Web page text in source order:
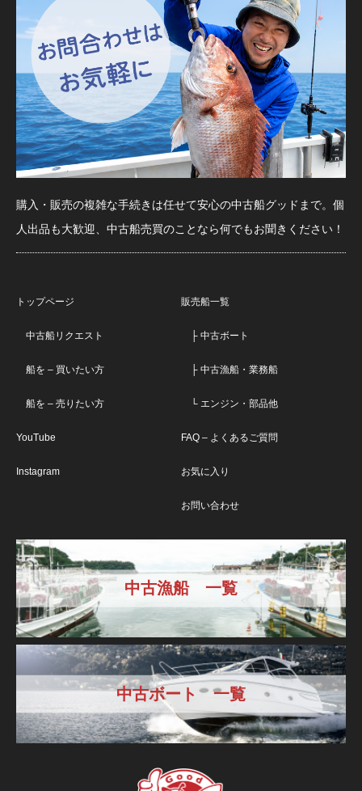
購入・販売の複雑な手続きは任せて安心の中古船グッドまで。個
人出品も大歓迎、中古船売買のことなら何でもお聞きください！
トップページ
中古船リクエスト
船を – 買いたい方
船を – 売りたい方
YouTube
Instagram
販売船一覧
├ 中古ボート
├ 中古漁船・業務船
└ エンジン・部品他
FAQ – よくあるご質問
お気に入り
お問い合わせ
中古漁船 一覧
中古ボート 一覧